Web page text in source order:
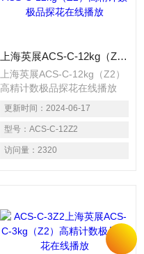
计重及简易计数之功能。
上海英展ACS-C-12kg（Z2）高精计数极品探花在线播放
上海英展ACS-C-12kg（Z2）
高精计数极品探花在线播放
上海探花在线观看实业发展有
限公司为上海英展电子秤授权
代理商，为客户提供各类国产
探花精品，极品探花在线播
放，防爆电子秤，叉车称，称
更新时间： 2024-06-17
型号： ACS-C-12Z2
访问量： 2320